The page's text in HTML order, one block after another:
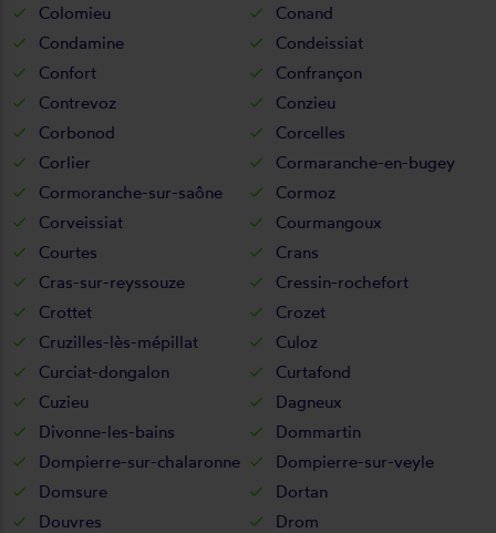
Colomieu
Conand
Condamine
Condeissiat
Confort
Confrançon
Contrevoz
Conzieu
Corbonod
Corcelles
Corlier
Cormaranche-en-bugey
Cormoranche-sur-saône
Cormoz
Corveissiat
Courmangoux
Courtes
Crans
Cras-sur-reyssouze
Cressin-rochefort
Crottet
Crozet
Cruzilles-lès-mépillat
Culoz
Curciat-dongalon
Curtafond
Cuzieu
Dagneux
Divonne-les-bains
Dommartin
Dompierre-sur-chalaronne
Dompierre-sur-veyle
Domsure
Dortan
Douvres
Drom